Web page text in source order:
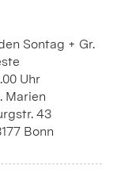
Sontag + Gr.
Uhr
Marien
43
Bonn